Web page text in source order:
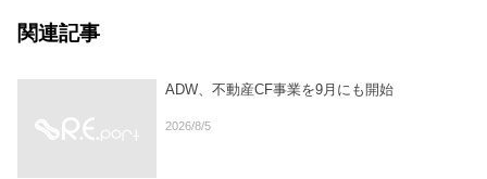
関連記事
ADW、不動産CF事業を9月にも開始
2026/8/5